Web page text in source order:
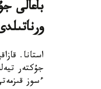
باعالى
جۇكتەر
ءسوز